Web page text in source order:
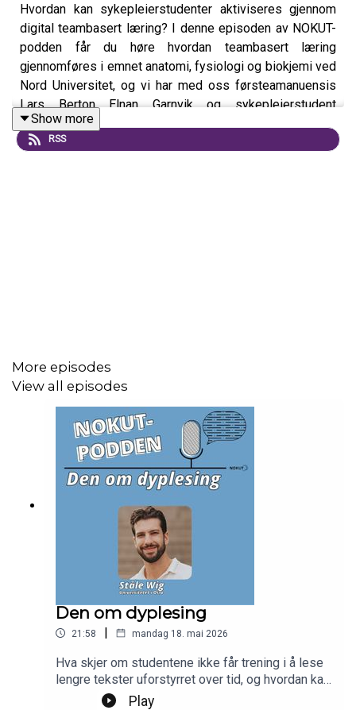
Hvordan kan sykepleierstudenter aktiviseres gjennom
digital teambasert læring? I denne episoden av NOKUT-
podden får du høre hvordan teambasert læring
gjennomføres i emnet anatomi, fysiologi og biokjemi ved
Nord Universitet, og vi har med oss førsteamanuensis
Lars Berton Elnan Garnvik og sykepleierstudent
Christoffer Elias Voldseth. De forteller hvordan
suksessfaktorer som faste grupper, lagnavn, TBL-
Show more
RSS
More episodes
View all episodes
Den om dyplesing
21:58 | mandag 18. mai 2026
Hva skjer om studentene ikke får trening i å lese
lengre tekster uforstyrret over tid, og hvordan kan
vi hjelpe studentene med å øve på denne
Play